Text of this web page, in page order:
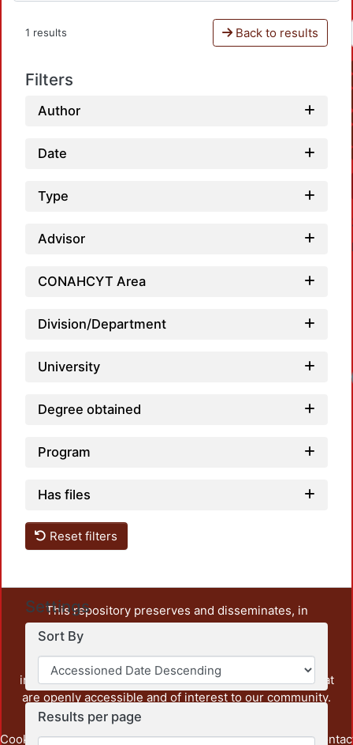
1 results Back to results
Filters
Author
Date
Type
Advisor
CONAHCYT Area
Division/Department
University
Degree obtained
Program
Has files
Reset filters
Settings
Sort By
Results per page
This repository preserves and disseminates, in
unrestricted open access, the teaching and research
output of UAM Azcapotzalco. It also includes some
administrative and graphic documents from the
institution, as well as content from other institutions that
are openly accessible and of interest to our community.
Cookie Privacy End User Send